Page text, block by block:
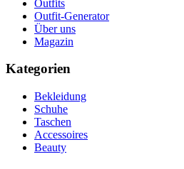
Outfits
Outfit-Generator
Über uns
Magazin
Kategorien
Bekleidung
Schuhe
Taschen
Accessoires
Beauty